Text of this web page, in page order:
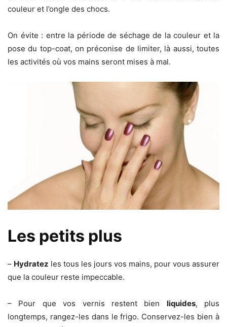
couleur et l’ongle des chocs.
On évite : entre la période de séchage de la couleur et la
pose du top-coat, on préconise de limiter, là aussi, toutes
les activités où vos mains seront mises à mal.
Les petits plus
– Hydratez les tous les jours vos mains, pour vous assurer
que la couleur reste impeccable.
– Pour que vos vernis restent bien liquides, plus
longtemps, rangez-les dans le frigo. Conservez-les bien à